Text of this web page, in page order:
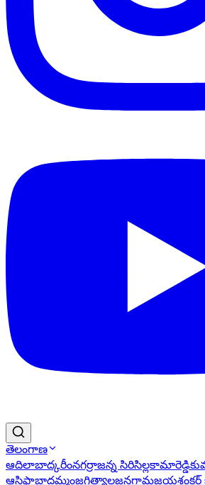
తెలంగాణ
ఆదిలాబాద్కరీంనగర్రాజన్న సిరిసిల్లకామారెడ్డి
ఆసిఫాబాద్ఖమ్మంజగిత్యాలజనగామజయశంకర్